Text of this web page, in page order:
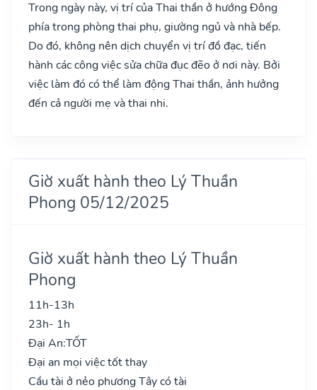
Trong ngày này, vị trí của Thai thần ở hướng Đông
phía trong phòng thai phụ, giường ngủ và nhà bếp.
Do đó, không nên dịch chuyển vị trí đồ đạc, tiến
hành các công việc sửa chữa đục đẽo ở nơi này. Bởi
việc làm đó có thể làm động Thai thần, ảnh hưởng
đến cả người mẹ và thai nhi.
Giờ xuất hành theo Lý Thuần
Phong 05/12/2025
Giờ xuất hành theo Lý Thuần
Phong
11h-13h
23h- 1h
Đại An:TỐT
Đại an mọi việc tốt thay
Cầu tài ở nẻo phương Tây có tài